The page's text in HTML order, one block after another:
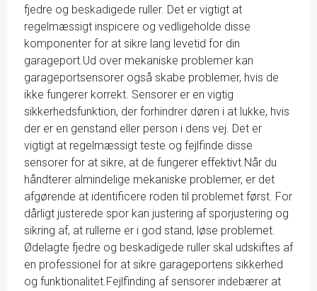
fjedre og beskadigede ruller. Det er vigtigt at
regelmæssigt inspicere og vedligeholde disse
komponenter for at sikre lang levetid for din
garageport.Ud over mekaniske problemer kan
garageportsensorer også skabe problemer, hvis de
ikke fungerer korrekt. Sensorer er en vigtig
sikkerhedsfunktion, der forhindrer døren i at lukke, hvis
der er en genstand eller person i dens vej. Det er
vigtigt at regelmæssigt teste og fejlfinde disse
sensorer for at sikre, at de fungerer effektivt.Når du
håndterer almindelige mekaniske problemer, er det
afgørende at identificere roden til problemet først. For
dårligt justerede spor kan justering af sporjustering og
sikring af, at rullerne er i god stand, løse problemet.
Ødelagte fjedre og beskadigede ruller skal udskiftes af
en professionel for at sikre garageportens sikkerhed
og funktionalitet.Fejlfinding af sensorer indebærer at